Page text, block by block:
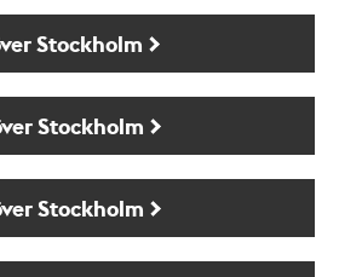
Stockholm
Stockholm
Stockholm